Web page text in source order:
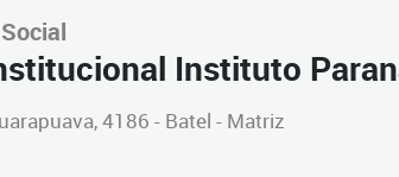
Instituto
4186 - Batel - Matriz